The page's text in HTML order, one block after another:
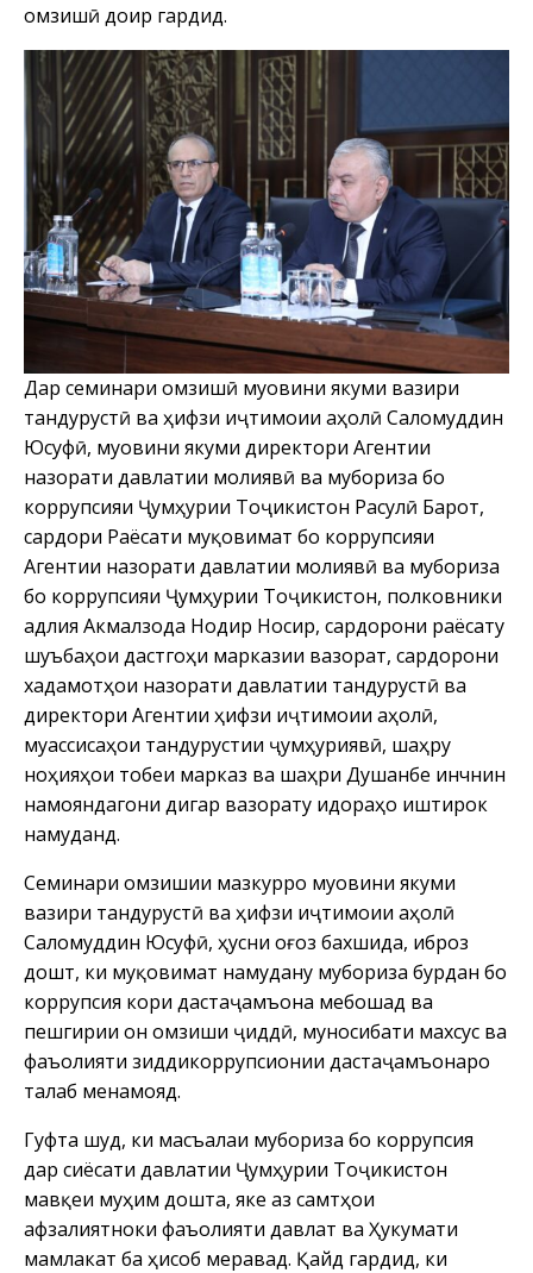
омӯзишӣ доир гардид.
Дар семинари омӯзишӣ муовини якуми вазири
тандурустӣ ва ҳифзи иҷтимоии аҳолӣ Саломуддин
Юсуфӣ, муовини якуми директори Агентии
назорати давлатии молиявӣ ва мубориза бо
коррупсияи Ҷумҳурии Тоҷикистон Расулӣ Барот,
сардори Раёсати муқовимат бо коррупсияи
Агентии назорати давлатии молиявӣ ва мубориза
бо коррупсияи Ҷумҳурии Тоҷикистон, полковники
адлия Акмалзода Нодир Носир, сардорони раёсату
шуъбаҳои дастгоҳи марказии вазорат, сардорони
хадамотҳои назорати давлатии тандурустӣ ва
директори Агентии ҳифзи иҷтимоии аҳолӣ,
муассисаҳои тандурустии ҷумҳуриявӣ, шаҳру
ноҳияҳои тобеи марказ ва шаҳри Душанбе инчнин
намояндагони дигар вазорату идораҳо иштирок
намуданд.
Семинари омӯзишии мазкурро муовини якуми
вазири тандурустӣ ва ҳифзи иҷтимоии аҳолӣ
Саломуддин Юсуфӣ, ҳусни оғоз бахшида, иброз
дошт, ки муқовимат намудану мубориза бурдан бо
коррупсия кори дастаҷамъона мебошад ва
пешгирии он омӯзиши ҷиддӣ, муносибати махсус ва
фаъолияти зиддикоррупсионии дастаҷамъонаро
талаб менамояд.
Гуфта шуд, ки масъалаи мубориза бо коррупсия
дар сиёсати давлатии Ҷумҳурии Тоҷикистон
мавқеи муҳим дошта, яке аз самтҳои
афзалиятноки фаъолияти давлат ва Ҳукумати
мамлакат ба ҳисоб меравад. Қайд гардид, ки